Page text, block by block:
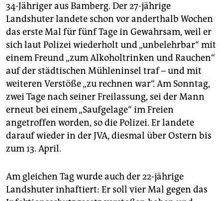
34-Jähriger aus Bamberg. Der 27-jährige
Landshuter landete schon vor anderthalb Wochen
das erste Mal für fünf Tage in Gewahrsam, weil er
sich laut Polizei wiederholt und „unbelehrbar“ mit
einem Freund „zum Alkoholtrinken und Rauchen“
auf der städtischen Mühleninsel traf – und mit
weiteren Verstöße „zu rechnen war“. Am Sonntag,
zwei Tage nach seiner Freilassung, sei der Mann
erneut bei einem „Saufgelage“ im Freien
angetroffen worden, so die Polizei. Er landete
darauf wieder in der JVA, diesmal über Ostern bis
zum 13. April.
Am gleichen Tag wurde auch der 22-jährige
Landshuter inhaftiert: Er soll vier Mal gegen das